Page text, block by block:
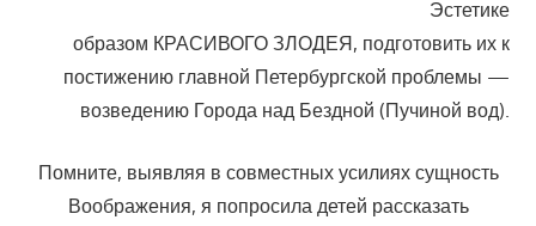
Эстетике
образом КРАСИВОГО ЗЛОДЕЯ, подготовить их к
постижению главной Петербургской проблемы —
возведению Города над Бездной (Пучиной вод).
Помните, выявляя в совместных усилиях сущность
Воображения, я попросила детей рассказать